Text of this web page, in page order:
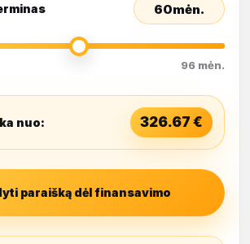
60mėn.
96 mėn.
nuo: 326.67 €
paraišką dėl finansavimo